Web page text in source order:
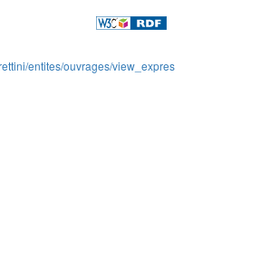
entites/ouvrages/view_expres